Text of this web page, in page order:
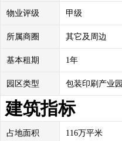
物业评级 甲级
所属商圈 其它及周边
基本租期 1年
园区类型 包装印刷产业园
建筑指标
占地面积 116万平米